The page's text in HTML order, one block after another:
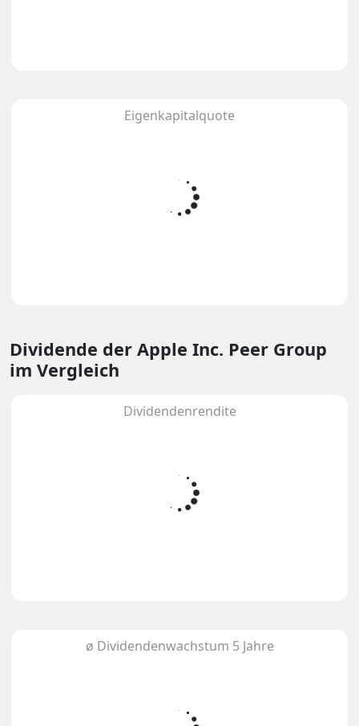
Eigenkapitalquote
Dividende der Apple Inc. Peer Group
im Vergleich
Dividendenrendite
ø Dividendenwachstum 5 Jahre